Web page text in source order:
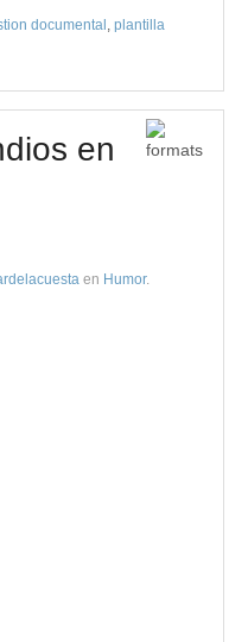
documental , plantilla
en
en Humor.